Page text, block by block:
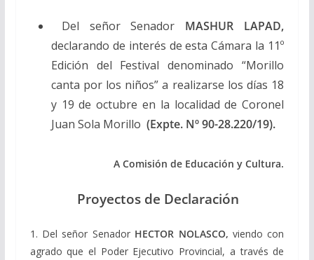
Del señor Senador MASHUR LAPAD,
declarando de interés de esta Cámara la 11º
Edición del Festival denominado “Morillo
canta por los niños” a realizarse los días 18
y 19 de octubre en la localidad de Coronel
Juan Sola Morillo (Expte. Nº 90-28.220/19).
A Comisión de Educación y Cultura.
Proyectos de Declaración
1. Del señor SenadorHECTOR NOLASCO, viendo con
agrado que el Poder Ejecutivo Provincial, a través de